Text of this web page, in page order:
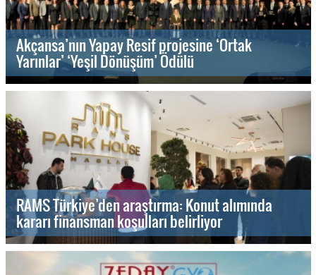
Akçansa’nın Yapay Resif projesine ‘Ortak
Yarınlar’ ‘Yeşil Dönüşüm’ Ödülü
RAMS Türkiye’den araştırma: Konut alımında
kararı finansman koşulları belirliyor